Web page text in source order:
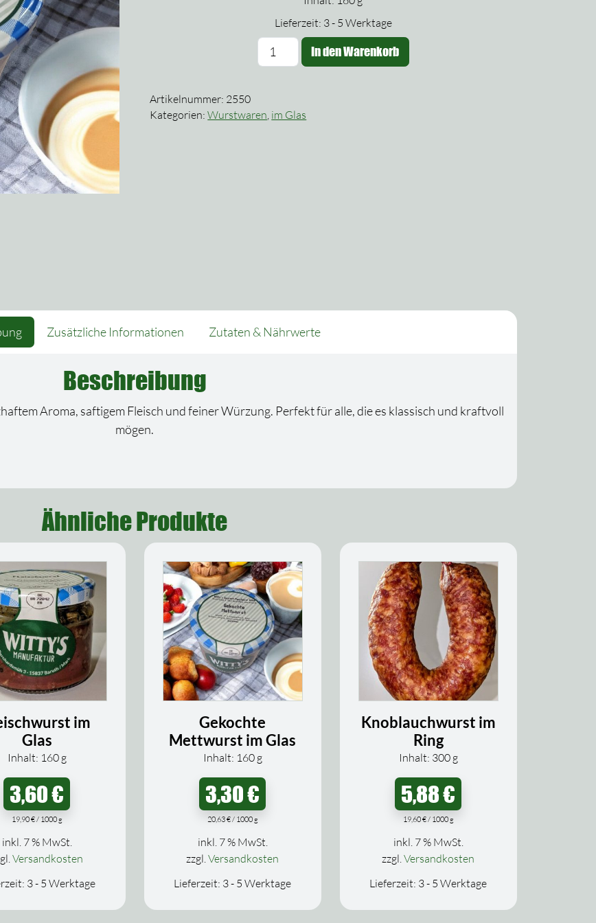
Lieferzeit: 3 - 5 Werktage
Jagdwurst
im
In den Warenkorb
Artikelnummer: 2550
Kategorien:Wurstwaren im Glas
Zusätzliche Informationen Zutaten & Nährwerte
Beschreibung
Aroma, saftigem Fleisch und feiner Würzung. Perfekt für alle, die es klassisch und kraftvoll
mögen.
Ähnliche Produkte
im
Glas
Inhalt: 160 g
3,60€
19,90€/ 1000g
inkl. 7 % MwSt.
Versandkosten
3 - 5 Werktage
Gekochte
Mettwurst im Glas
Inhalt: 160 g
3,30€
20,63€/ 1000g
inkl. 7 % MwSt.
zzgl. Versandkosten
Lieferzeit: 3 - 5 Werktage
Knoblauchwurst im
Ring
Inhalt: 300 g
5,88€
19,60€/ 1000g
inkl. 7 % MwSt.
zzgl. Versandkosten
Lieferzeit: 3 - 5 Werktage